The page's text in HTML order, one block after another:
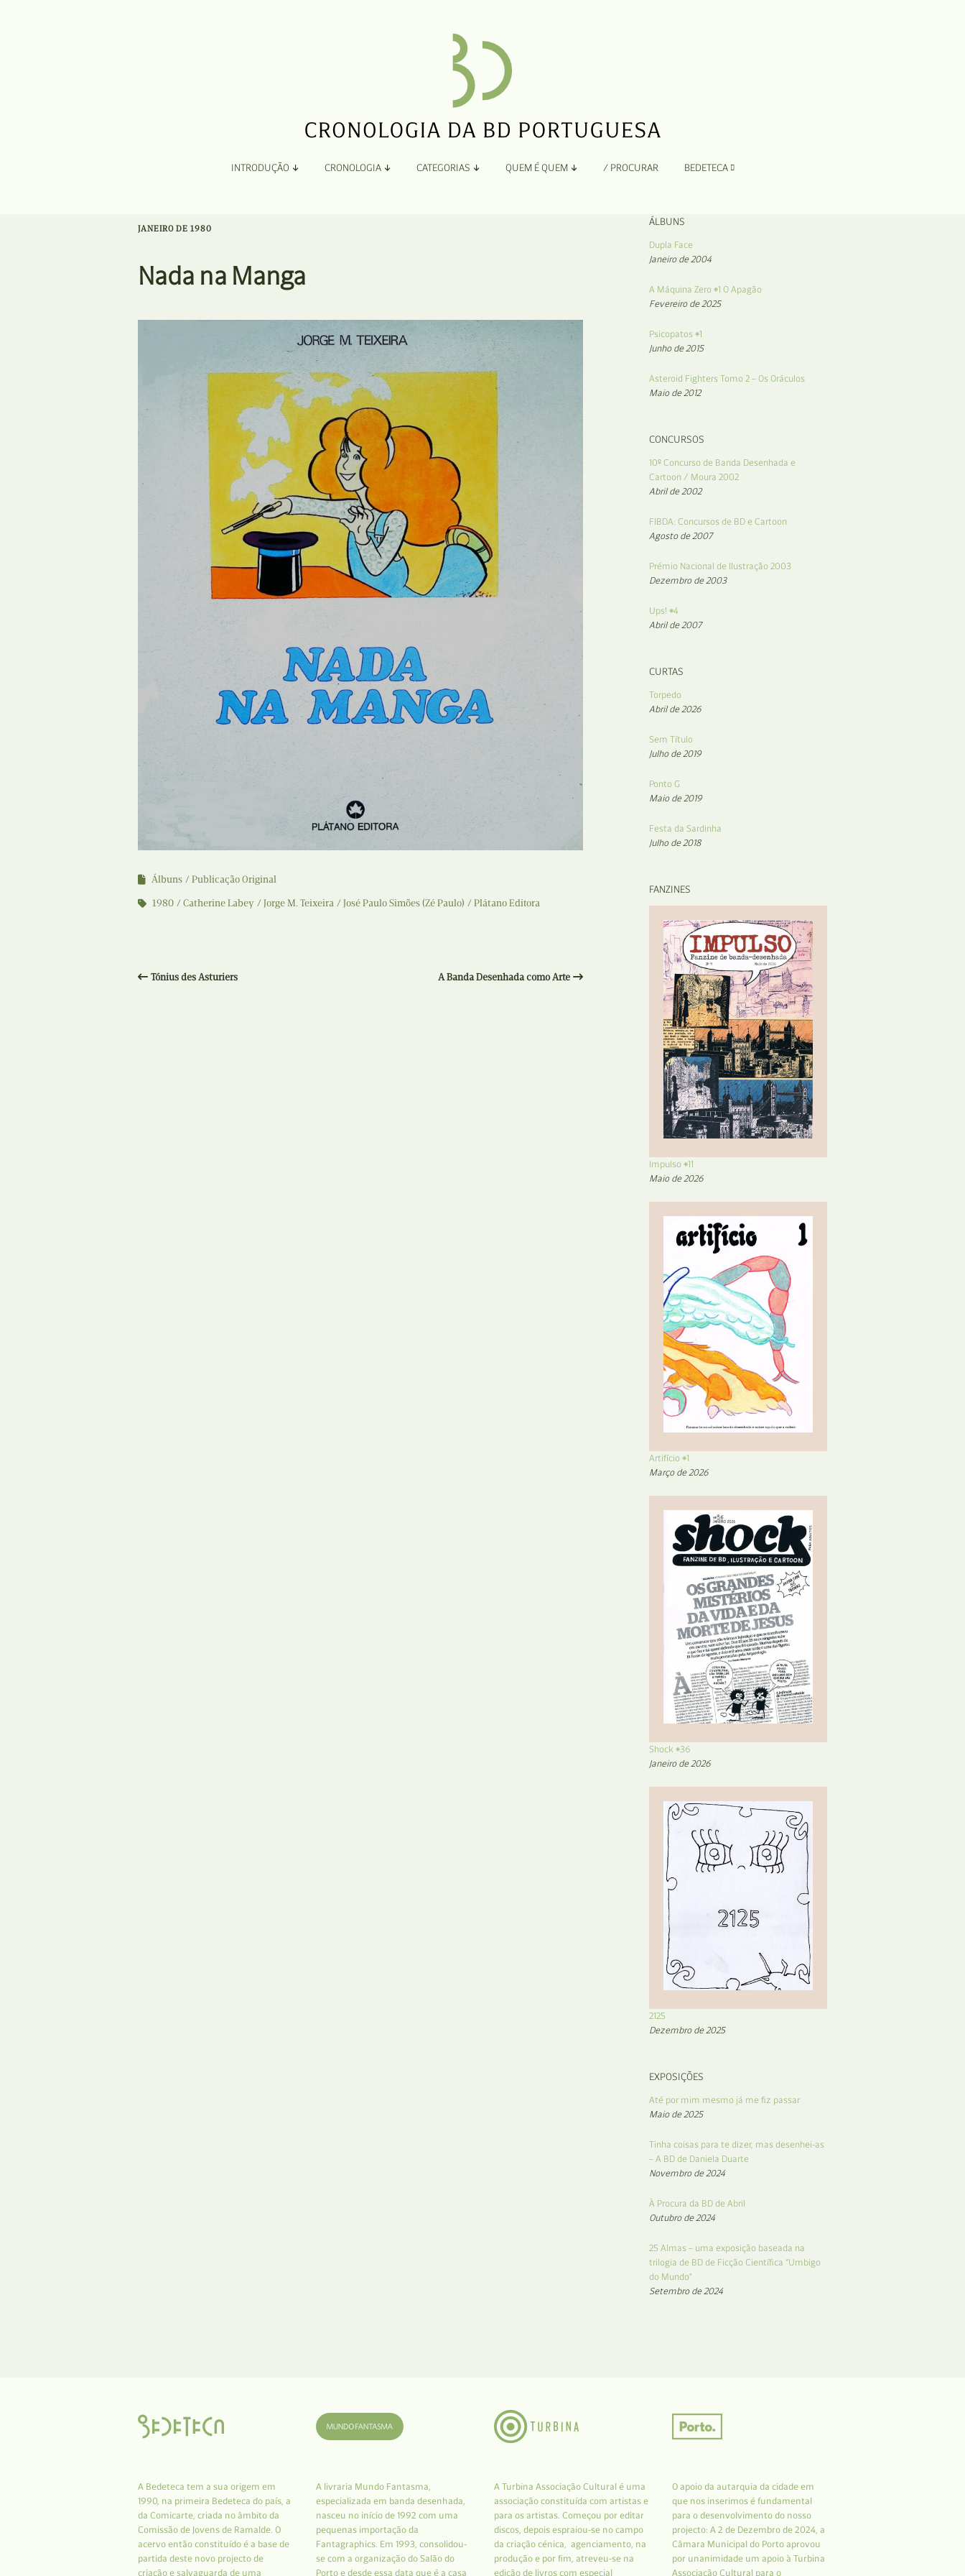
INTRODUÇÃO
Ficha Técnica e Apoios
CRONOLOGIA CATEGORIAS
Bolsas
Colóquios
Curtas
Edição Digital
Edição Portuguesa
Exposições e Eventos
Fanzines
Formação
Internacional
Estudos
Programas e Catálogos
Recolha
QUEM É QUEM / PROCURAR BEDETECA
JANEIRO DE 1980
Nada na Manga
Álbuns
Publicação Original
1980
Catherine Labey Jorge M. Teixeira José Paulo Simões (Zé Paulo) Plátano Editora
Tónius des Asturiers A Banda Desenhada como Arte
ÁLBUNS
Dupla Face
Janeiro de 2004
A Máquina Zero #1 O Apagão
Fevereiro de 2025
Psicopatos #1
Junho de 2015
Asteroid Fighters Tomo 2 – Os Oráculos
Maio de 2012
CONCURSOS
10º Concurso de Banda Desenhada e
Cartoon / Moura 2002
Abril de 2002
FIBDA: Concursos de BD e Cartoon
Agosto de 2007
Prémio Nacional de Ilustração 2003
Dezembro de 2003
Ups! #4
Abril de 2007
CURTAS
Torpedo
Abril de 2026
Sem Título
Julho de 2019
Ponto G
Maio de 2019
Festa da Sardinha
Julho de 2018
FANZINES
Impulso #11
Maio de 2026
Artifício #1
Março de 2026
Shock #36
Janeiro de 2026
2125
Dezembro de 2025
EXPOSIÇÕES
Até por mim mesmo já me fiz passar
Maio de 2025
Tinha coisas para te dizer, mas desenhei-as
– A BD de Daniela Duarte
Novembro de 2024
À Procura da BD de Abril
Outubro de 2024
25 Almas – uma exposição baseada na
trilogia de BD de Ficção Científica “Umbigo
do Mundo”
Setembro de 2024
A Bedeteca tem a sua origem em
1990, na primeira Bedeteca do país, a
da Comicarte, criada no âmbito da
Comissão de Jovens de Ramalde. O
acervo então constituído é a base de
partida deste novo projecto de
criação e salvaguarda de uma
A livraria Mundo Fantasma,
especializada em banda desenhada,
nasceu no início de 1992 com uma
pequenas importação da
Fantagraphics. Em 1993, consolidou-
se com a organização do Salão do
Porto e desde essa data que é a casa
A Turbina Associação Cultural é uma
associação constituída com artistas e
para os artistas. Começou por editar
discos, depois espraiou-se no campo
da criação cénica, agenciamento, na
produção e por fim, atreveu-se na
edição de livros com especial
O apoio da autarquia da cidade em
que nos inserimos é fundamental
para o desenvolvimento do nosso
projecto: A 2 de Dezembro de 2024, a
Câmara Municipal do Porto aprovou
por unanimidade um apoio à Turbina
Associação Cultural para o